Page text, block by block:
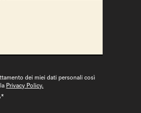
dei miei dati personali così
Privacy Policy.